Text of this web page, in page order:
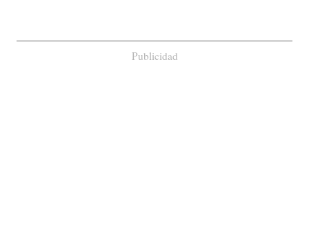
Publicidad